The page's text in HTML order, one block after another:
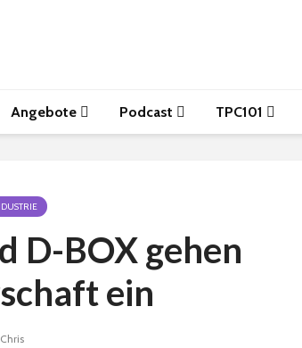
Angebote Podcast TPC101
D-BOX gehen
ein
Chris